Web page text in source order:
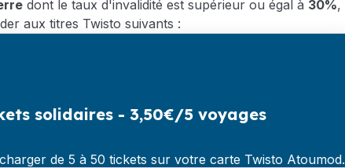
dont le taux d'invalidité est supérieur ou égal à 30%,
aux titres Twisto suivants :
solidaires - 3,50€/5 voyages
de 5 à 50 tickets sur votre carte Twisto Atoumod.